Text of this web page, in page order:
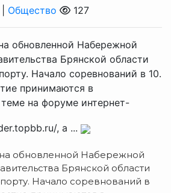
Общество 127
обновленной Набережной
Брянской области
Начало соревнований в 10.
принимаются в
на форуме интернет-
, а ...
обновленной Набережной
Брянской области
Начало соревнований в